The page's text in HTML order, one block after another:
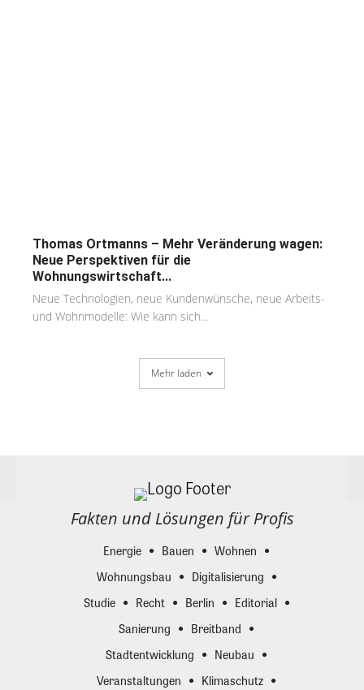
Thomas Ortmanns – Mehr Veränderung wagen:
Neue Perspektiven für die
Wohnungswirtschaft...
Neue Technologien, neue Kundenwünsche, neue Arbeits-
und Wohnmodelle: Wie kann sich...
Mehr laden
Fakten und Lösungen für Profis
Energie Bauen
Wohnen
Wohnungsbau
Digitalisierung
Studie
Recht Berlin
Editorial
Sanierung
Breitband
Stadtentwicklung
Neubau
Veranstaltungen
Klimaschutz